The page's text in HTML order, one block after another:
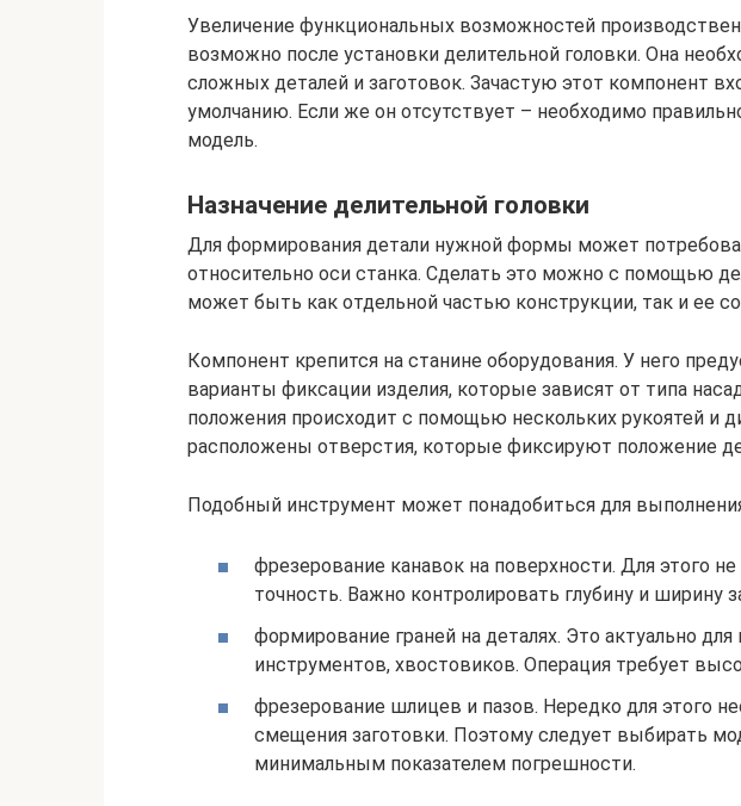
Увеличение функциональных возможностей
возможно после установки делительной головки. Она
сложных деталей и заготовок. Зачастую этот компонент
умолчанию. Если же он отсутствует – необходимо
модель.
Назначение делительной головки
Для формирования детали нужной формы может
относительно оси станка. Сделать это можно с помощью
может быть как отдельной частью конструкции, так и ее
Компонент крепится на станине оборудования. У него
варианты фиксации изделия, которые зависят от типа
положения происходит с помощью нескольких рукоятей и
расположены отверстия, которые фиксируют положение
Подобный инструмент может понадобиться для
фрезерование канавок на поверхности. Для этого
точность. Важно контролировать глубину и ширину
формирование граней на деталях. Это актуально для
инструментов, хвостовиков. Операция требует
фрезерование шлицев и пазов. Нередко для этого
смещения заготовки. Поэтому следует выбирать
минимальным показателем погрешности.